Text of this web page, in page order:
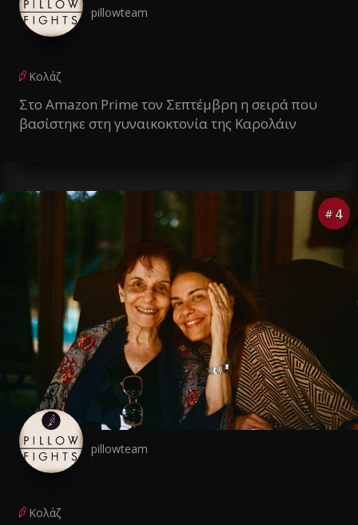
pillowteam
Κολάζ
Στο Amazon Prime τον Σεπτέμβρη η σειρά που
βασίστηκε στη γυναικοκτονία της Καρολάιν
# 4
pillowteam
Κολάζ